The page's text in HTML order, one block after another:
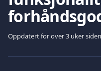
Oppdatert for over 3 uker siden